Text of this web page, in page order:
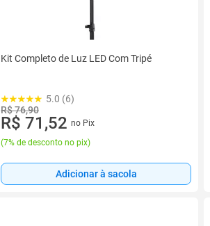
Kit Completo de Luz LED Com Tripé
5.0 (6)
R$ 76,90
R$ 71,52 no Pix
(7% de desconto no pix)
Adicionar à sacola